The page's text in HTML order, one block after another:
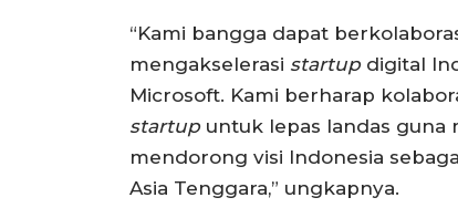
“Kami bangga dapat
mengakselerasi startup digital
Microsoft. Kami berharap
startup untuk lepas landas guna
mendorong visi Indonesia
Asia Tenggara,” ungkapnya.